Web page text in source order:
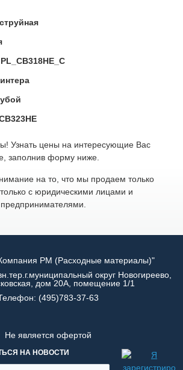
струйная
PL_CB318HE_C
Узнать цены на интересующие Вас
заполнив форму ниже.
на то, что мы продаем только
с юридическими лицами и
РМ (Расходные материалы)"
округ Новогиреево,
дом 20А, помещение 1/1
(495)783-37-63
Не является офертой
НА НОВОСТИ